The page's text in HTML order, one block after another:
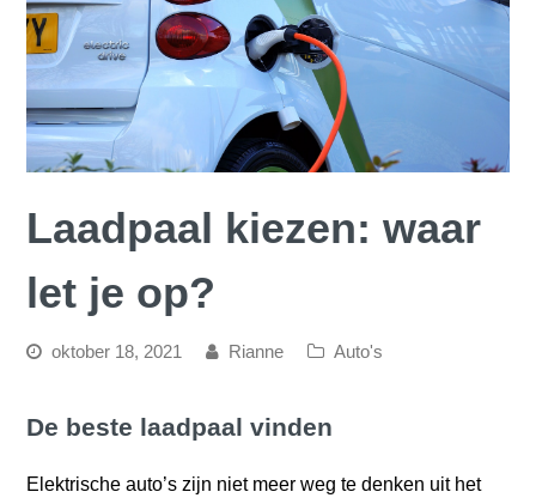
Laadpaal kiezen: waar
let je op?
oktober 18, 2021 Rianne Auto's
De beste laadpaal vinden
Elektrische auto’s zijn niet meer weg te denken uit het